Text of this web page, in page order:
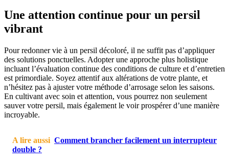
Une attention continue pour un persil
vibrant
Pour redonner vie à un persil décoloré, il ne suffit pas d’appliquer
des solutions ponctuelles. Adopter une approche plus holistique
incluant l’évaluation continue des conditions de culture et d’entretien
est primordiale. Soyez attentif aux altérations de votre plante, et
n’hésitez pas à ajuster votre méthode d’arrosage selon les saisons.
En cultivant avec soin et attention, vous pourrez non seulement
sauver votre persil, mais également le voir prospérer d’une manière
incroyable.
A lire aussi Comment brancher facilement un interrupteur
double ?